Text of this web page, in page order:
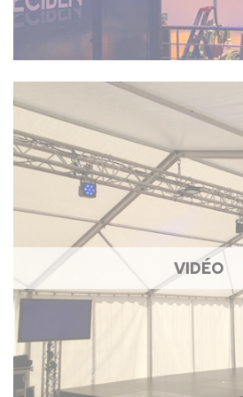
VIDÉO